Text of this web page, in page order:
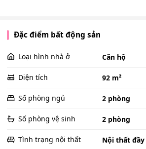
Đặc điểm bất động sản
Loại hình nhà ở Căn hộ
Diện tích 92 m²
Số phòng ngủ 2 phòng
Số phòng vệ sinh 2 phòng
Tình trạng nội thất Nội thất